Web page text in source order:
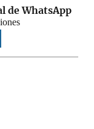
de WhatsApp